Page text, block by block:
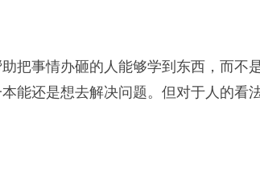
把事情办砸的人能够学到东西，而不
能还是想去解决问题。但对于人的看